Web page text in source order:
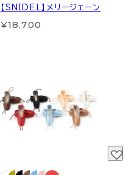
【SNIDEL】メリージェーン
¥18,700